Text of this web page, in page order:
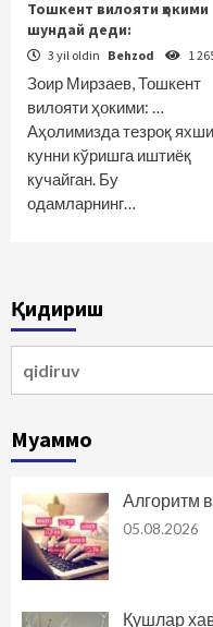
Тошкент вилояти ҳокими
шундай деди:
3 yil oldin Behzod 1
Зоир Мирзаев, Тошкент
вилояти ҳокими: …
Аҳолимизда тезроқ яхши
кунни кўришга иштиёқ
кучайган. Бу
одамларнинг…
Қидириш
Муаммо
Алгоритм
05.08.2026
Қушлар